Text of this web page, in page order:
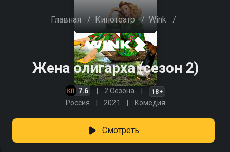
Главная / Кинотеатр / Wink /
Жена олигарха (сезон 2)
7.6 2 Сезона 18+
Россия 2021 Комедия
Смотреть